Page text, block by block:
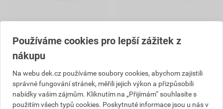
Pila řetězová Echo CS-
4310SX
17 916,47 Kč
16 124,82Kč
cena za ks s DPH
Na poptávku
Pila řetězová Echo CS-
4920ES
13 495,51Kč
cena za ks s DPH
Na poptávku
Používáme cookies pro lepší zážitek z
nákupu
Na webu dek.cz používáme soubory cookies, abychom zajistili
správné fungování stránek, měřili jejich výkon a přizpůsobili
nabídky vašim zájmům. Kliknutím na „Přijímám“ souhlasíte s
použitím všech typů cookies. Poskytnuté informace jsou u nás v